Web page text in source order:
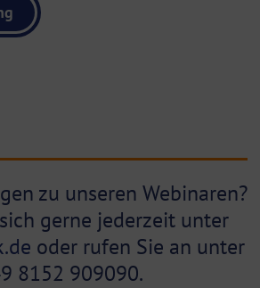
zu unseren Webinaren?
gerne jederzeit unter
oder rufen Sie an unter
8152 909090.